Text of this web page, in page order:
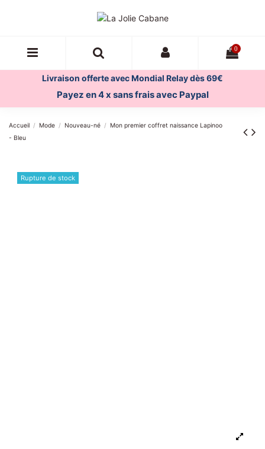
0
Livraison offerte avec Mondial Relay dès 69€
Payez en 4 x sans frais avec Paypal
Accueil Mode Nouveau-né
Mon premier coffret naissance Lapinoo
- Bleu
Rupture de stock